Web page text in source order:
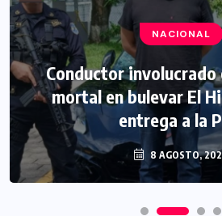
NACIONAL
Conductor involucrado
mortal en bulevar El
entrega a la
8 AGOSTO,